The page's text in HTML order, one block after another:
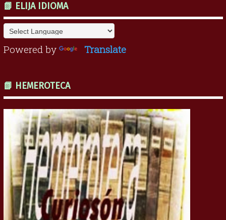
📗 ELIJA IDIOMA
Powered by Translate
📗 HEMEROTECA